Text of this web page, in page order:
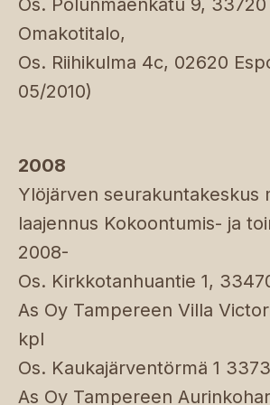
Omakotitalo,
Os. Riihikulma 4c, 02620
05/2010)
2008
Ylöjärven seurakuntakeskus
laajennus Kokoontumis- ja
2008-
Os. Kirkkotanhuantie 1,
As Oy Tampereen Villa
kpl
Os. Kaukajärventörmä 1
As Oy Tampereen